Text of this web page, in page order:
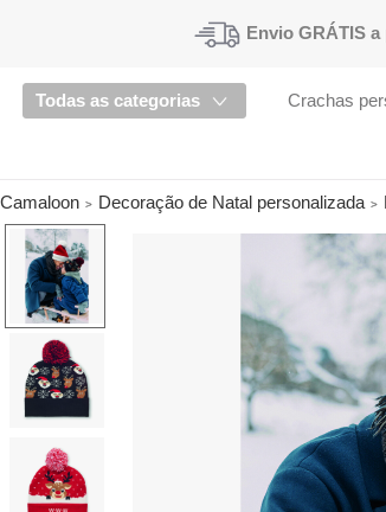
Envio GRÁTIS a
Todas as categorias Crachas
Camaloon Decoração de Natal personalizada